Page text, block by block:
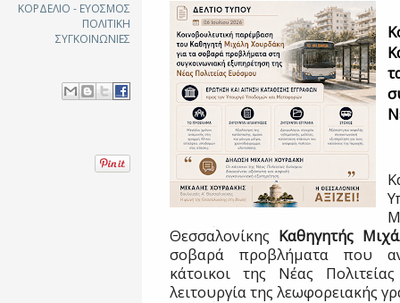
ΚΟΡΔΕΛΙΟ - ΕΥΟΣΜΟΣ
ΠΟΛΙΤΙΚΗ
ΣΥΓΚΟΙΝΩΝΙΕΣ
Θεσσαλονίκης Καθηγητής
σοβαρά προβλήματα που
κάτοικοι της Νέας
λειτουργία της λεωφορειακής